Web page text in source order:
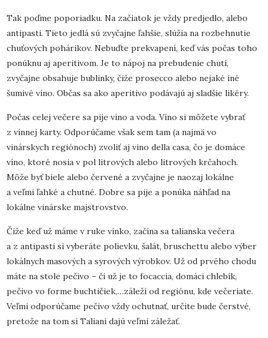
Tak poďme poporiadku. Na začiatok je vždy predjedlo, alebo
antipasti. Tieto jedlá sú zvyčajne ľahšie, slúžia na rozbehnutie
chuťových pohárikov. Nebuďte prekvapení, keď vás počas toho
ponúknu aj aperitivom. Je to nápoj na prebudenie chutí,
zvyčajne obsahuje bublinky, čiže prosecco alebo nejaké iné
šumivé víno. Občas sa ako aperitivo podávajú aj sladšie likéry.
Počas celej večere sa pije víno a voda. Víno si môžete vybrať
z vínnej karty. Odporúčame však sem tam (a najmä vo
vinárskych regiónoch) zvoliť aj vino della casa, čo je domáce
víno, ktoré nosia v pol litrových alebo litrových krčahoch.
Môže byť biele alebo červené a zvyčajne je naozaj lokálne
a veľmi ľahké a chutné. Dobre sa pije a ponúka náhľad na
lokálne vinárske majstrovstvo.
Čiže keď už máme v ruke vínko, začína sa talianska večera
a z antipasti si vyberáte polievku, šalát, bruschettu alebo výber
lokálnych masových a syrových výrobkov. Už od prvého chodu
máte na stole pečivo – či už je to focaccia, domáci chlebík,
pečivo vo forme buchtičiek,…záleží od regiónu, kde večeriate.
Veľmi odporúčame pečivo vždy ochutnať, určite bude čerstvé,
pretože na tom si Taliani dajú veľmi záležať.